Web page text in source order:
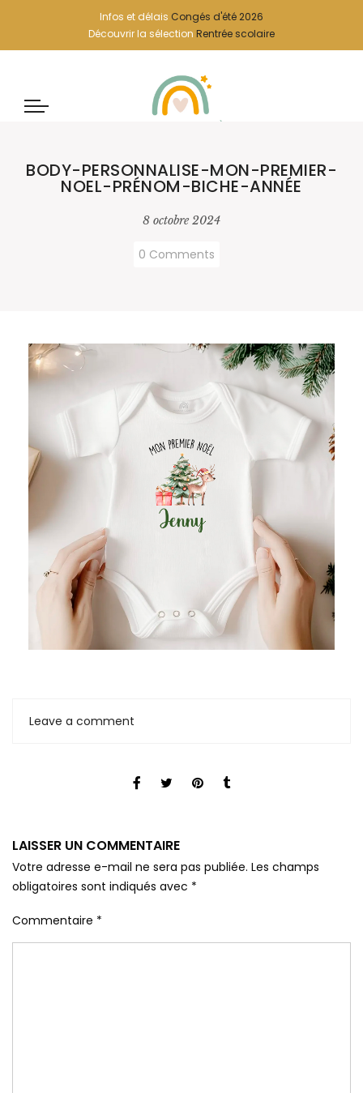
Infos et délais Congés d'été 2026
Découvrir la sélection Rentrée scolaire
BODY-PERSONNALISE-MON-PREMIER-
NOEL-PRÉNOM-BICHE-ANNÉE
8 octobre 2024
0 Comments
Leave a comment
LAISSER UN COMMENTAIRE
Votre adresse e-mail ne sera pas publiée. Les champs
obligatoires sont indiqués avec *
Commentaire *